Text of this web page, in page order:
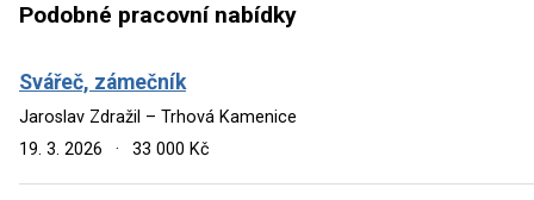
Podobné pracovní nabídky
Svářeč, zámečník
Jaroslav Zdražil – Trhová Kamenice
19. 3. 2026
· 33 000 Kč